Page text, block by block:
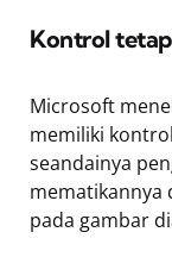
Kontrol
Microsoft
memiliki
seandainya
mematikannya
pada gambar